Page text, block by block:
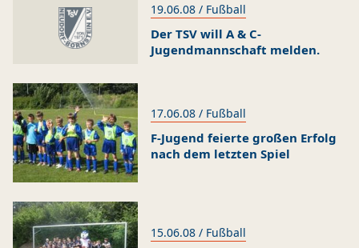
19.06.08 / Fußball
Der TSV will A & C-
Jugendmannschaft melden.
17.06.08 / Fußball
F-Jugend feierte großen Erfolg
nach dem letzten Spiel
15.06.08 / Fußball